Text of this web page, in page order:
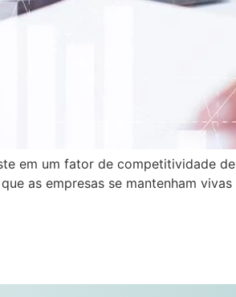
em um fator de competitividade
as empresas se mantenham